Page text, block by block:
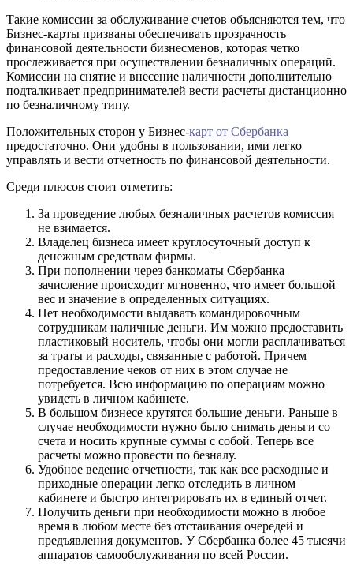
Такие комиссии за обслуживание счетов объясняются тем, что
Бизнес-карты призваны обеспечивать прозрачность
финансовой деятельности бизнесменов, которая четко
прослеживается при осуществлении безналичных операций.
Комиссии на снятие и внесение наличности дополнительно
подталкивает предпринимателей вести расчеты дистанционно
по безналичному типу.
Положительных сторон у Бизнес-карт от Сбербанка
предостаточно. Они удобны в пользовании, ими легко
управлять и вести отчетность по финансовой деятельности.
Среди плюсов стоит отметить:
За проведение любых безналичных расчетов комиссия
не взимается.
Владелец бизнеса имеет круглосуточный доступ к
денежным средствам фирмы.
При пополнении через банкоматы Сбербанка
зачисление происходит мгновенно, что имеет большой
вес и значение в определенных ситуациях.
Нет необходимости выдавать командировочным
сотрудникам наличные деньги. Им можно предоставить
пластиковый носитель, чтобы они могли расплачиваться
за траты и расходы, связанные с работой. Причем
предоставление чеков от них в этом случае не
потребуется. Всю информацию по операциям можно
увидеть в личном кабинете.
В большом бизнесе крутятся большие деньги. Раньше в
случае необходимости нужно было снимать деньги со
счета и носить крупные суммы с собой. Теперь все
расчеты можно провести по безналу.
Удобное ведение отчетности, так как все расходные и
приходные операции легко отследить в личном
кабинете и быстро интегрировать их в единый отчет.
Получить деньги при необходимости можно в любое
время в любом месте без отстаивания очередей и
предъявления документов. У Сбербанка более 45 тысячи
аппаратов самообслуживания по всей России.